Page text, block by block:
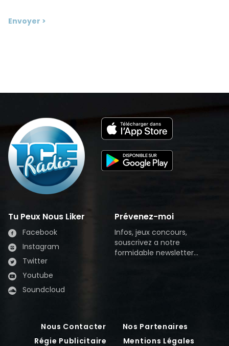
Envoyer >
Tu Peux Nous Liker
Facebook
Instagram
Twitter
Youtube
Soundcloud
Prévenez-moi
Infos, jeux concours,
souscrivez a notre
formidable newsletter...
Nous Contacter
Nos Partenaires
Régie Publicitaire
Mentions Légales